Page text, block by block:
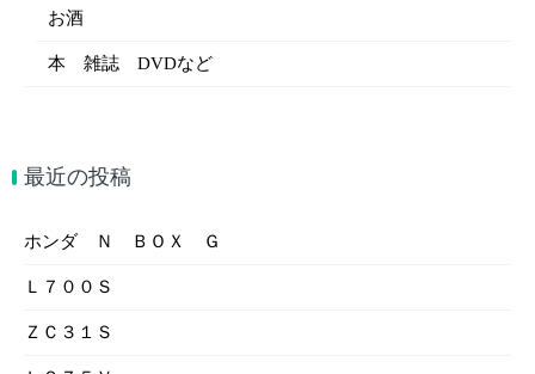
お酒
本 雑誌 DVDなど
最近の投稿
ホンダ Ｎ ＢＯＸ Ｇ
Ｌ７００Ｓ
ＺＣ３１Ｓ